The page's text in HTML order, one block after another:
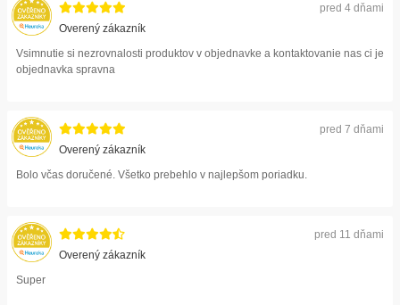
pred 4 dňami
Overený zákazník
Vsimnutie si nezrovnalosti produktov v objednavke a kontaktovanie nas ci je
objednavka spravna
pred 7 dňami
Overený zákazník
Bolo včas doručené. Všetko prebehlo v najlepšom poriadku.
pred 11 dňami
Overený zákazník
Super